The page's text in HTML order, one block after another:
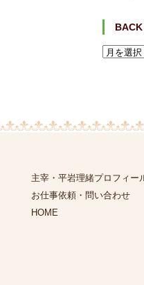
主宰・平岩理緒プロフィー
お仕事依頼・問い合わせ
HOME